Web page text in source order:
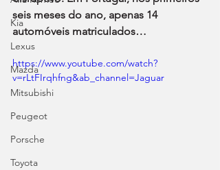
Kia
Lexus
Mazda
Mitsubishi
Peugeot
Porsche
Toyota
seis meses do ano, apenas 14
automóveis matriculados…
https://www.youtube.com/watch?
v=rLtFIrqhfng&ab_channel=Jaguar